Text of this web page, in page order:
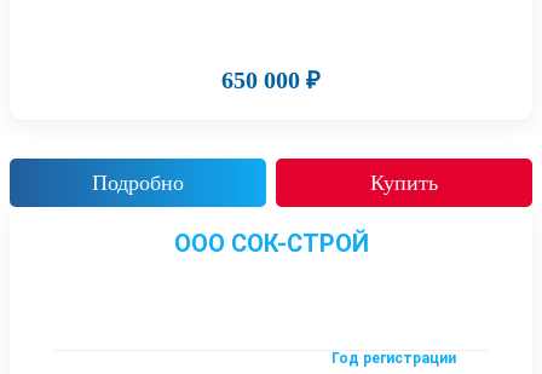
650 000 ₽
Подробно Купить
ООО СОК-СТРОЙ
Год регистрации